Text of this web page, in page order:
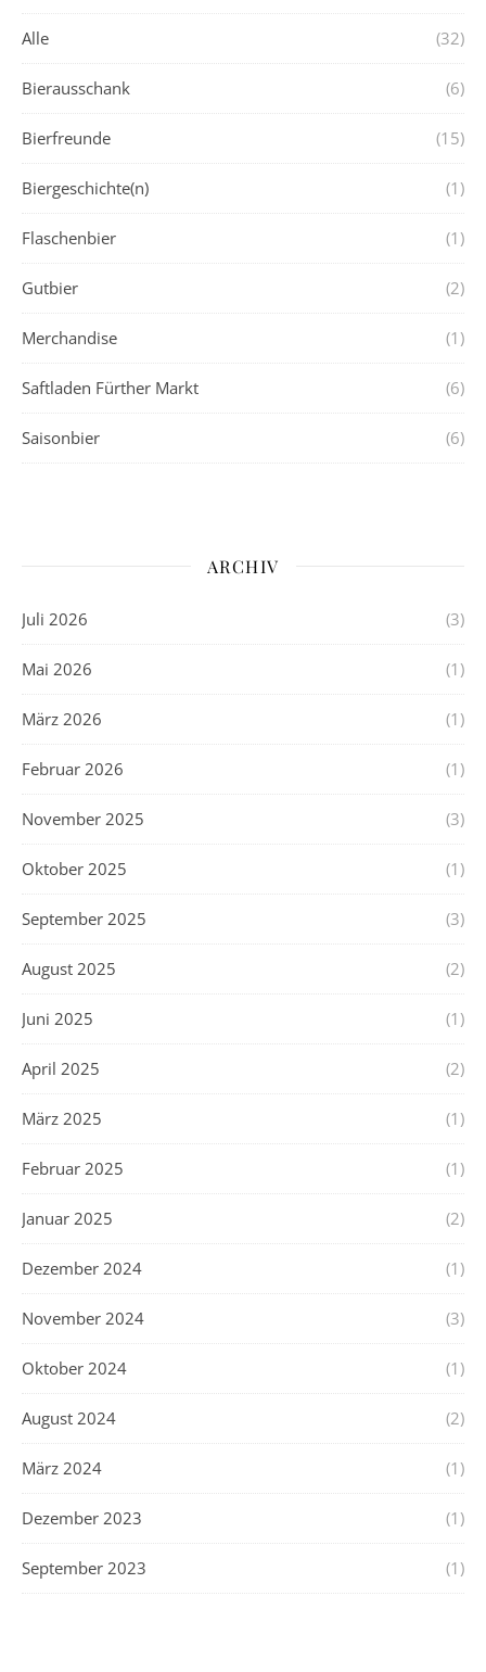
Alle (32)
Bierausschank (6)
Bierfreunde (15)
Biergeschichte(n) (1)
Flaschenbier (1)
Gutbier (2)
Merchandise (1)
Saftladen Fürther Markt (6)
Saisonbier (6)
ARCHIV
Juli 2026 (3)
Mai 2026 (1)
März 2026 (1)
Februar 2026 (1)
November 2025 (3)
Oktober 2025 (1)
September 2025 (3)
August 2025 (2)
Juni 2025 (1)
April 2025 (2)
März 2025 (1)
Februar 2025 (1)
Januar 2025 (2)
Dezember 2024 (1)
November 2024 (3)
Oktober 2024 (1)
August 2024 (2)
März 2024 (1)
Dezember 2023 (1)
September 2023 (1)